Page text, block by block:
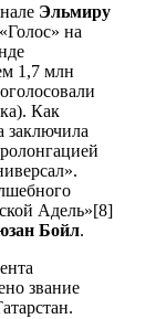
Эльмиру
на
1,7 млн
Как
заключила
Адель»[8]
Бойл.
звание